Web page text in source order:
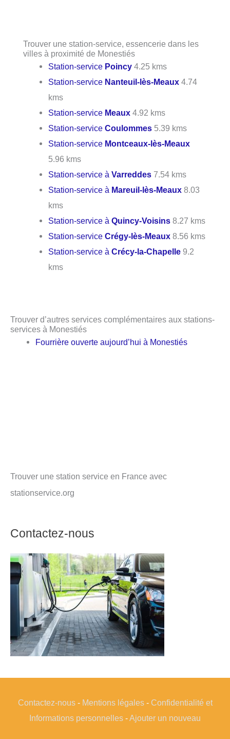
Trouver une station-service, essencerie dans les
villes à proximité de Monestiés
Station-service Poincy 4.25 kms
Station-service Nanteuil-lès-Meaux 4.74
kms
Station-service Meaux 4.92 kms
Station-serviceCoulommes 5.39 kms
Station-service Montceaux-lès-Meaux
5.96 kms
Station-service àVarreddes 7.54 kms
Station-service à Mareuil-lès-Meaux 8.03
kms
Station-service àQuincy-Voisins 8.27 kms
Station-serviceCrégy-lès-Meaux 8.56 kms
Station-service àCrécy-la-Chapelle 9.2
kms
Trouver d’autres services complémentaires aux stations-
services à Monestiés
Fourrière ouverte aujourd’hui à Monestiés
Trouver une station service en France avec
stationservice.org
Contactez-nous
Contactez-nous- Mentions légales- Confidentialité et
Informations personnelles -Ajouter un nouveau